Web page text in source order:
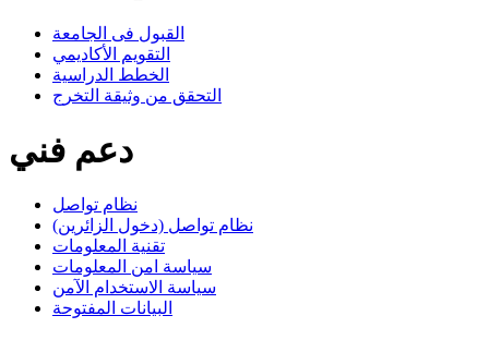
القبول فى الجامعة
التقويم الأكاديمي
الخطط الدراسية
التحقق من وثيقة التخرج
دعم فني
نظام تواصل
نظام تواصل (دخول الزائرين)
تقنية المعلومات
سياسة امن المعلومات
سياسة الاستخدام الآمن
البيانات المفتوحة